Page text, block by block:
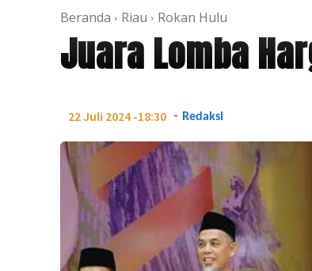
Beranda Riau Rokan Hulu
Juara Lomba
22 Juli 2024 -18:30 - Redaksi